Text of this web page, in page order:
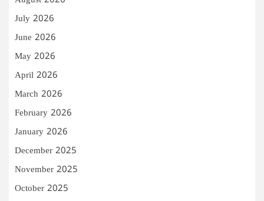
July 2026
June 2026
May 2026
April 2026
March 2026
February 2026
January 2026
December 2025
November 2025
October 2025